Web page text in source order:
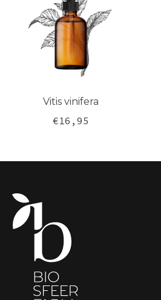
VITIS
VINIFERA
Vitis vinifera
€16,95